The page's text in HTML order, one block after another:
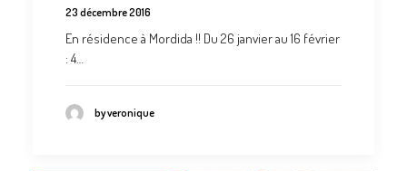
23 décembre 2016
En résidence à Mordida !! Du 26 janvier au 16 février
: 4…
by veronique